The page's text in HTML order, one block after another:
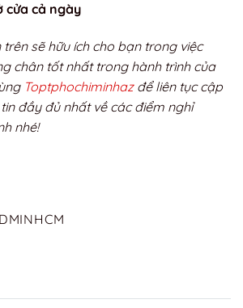
cửa cả ngày
trên sẽ hữu ích cho bạn trong việc
chân tốt nhất trong hành trình của
Toptphochiminhazđể liên tục cập
đầy đủ nhất về các điểm nghỉ
nhé!